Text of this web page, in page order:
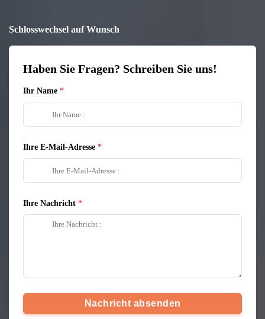
Schlosswechsel auf Wunsch
Haben Sie Fragen? Schreiben Sie uns!
Ihr Name
Ihre E-Mail-Adresse
Ihre Nachricht
Nachricht absenden